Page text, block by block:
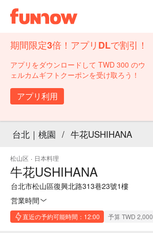
期間限定3倍！アプリDLで割引！
アプリをダウンロードして TWD 300 のウ
ェルカムギフトクーポンを受け取ろう！
アプリ利用
台北｜桃園 / 牛花USHIHANA
松山区 · 日本料理
牛花USHIHANA
台北市松山區復興北路313巷23號1樓
営業時間
直近の予約可能時間：12:00 予算 TWD 2,000